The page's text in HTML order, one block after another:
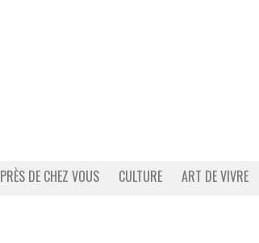
PRÈS DE CHEZ VOUS CULTURE ART DE VIVRE